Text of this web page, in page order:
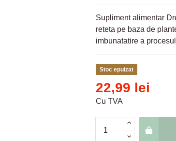
Supliment alimentar
reteta pe baza de
imbunatatire a
Stoc epuizat
22,99 lei
Cu TVA